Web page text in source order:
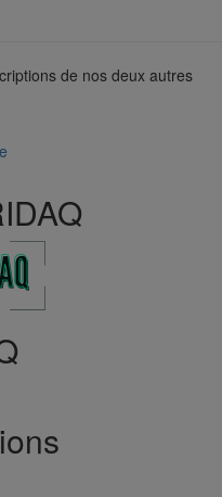
de nos deux autres